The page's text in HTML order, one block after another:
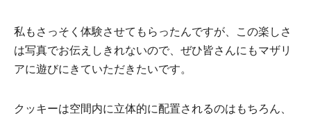
私もさっそく体験させてもらったんですが、この楽しさ
は写真でお伝えしきれないので、ぜひ皆さんにもマザリ
アに遊びにきていただきたいです。
クッキーは空間内に立体的に配置されるのはもちろん、